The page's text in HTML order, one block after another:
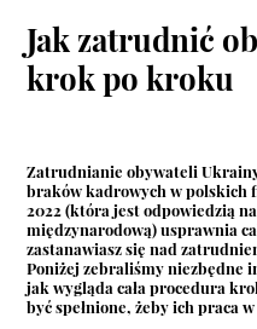
Jak zatrudnić
krok po kroku
Zatrudnianie obywateli
braków kadrowych w polskich
2022 (która jest odpowiedzią
międzynarodową) usprawnia
zastanawiasz się nad
Poniżej zebraliśmy niezbędne
jak wygląda cała procedura
być spełnione, żeby ich praca